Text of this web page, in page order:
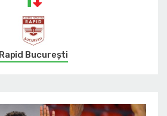
Rapid București